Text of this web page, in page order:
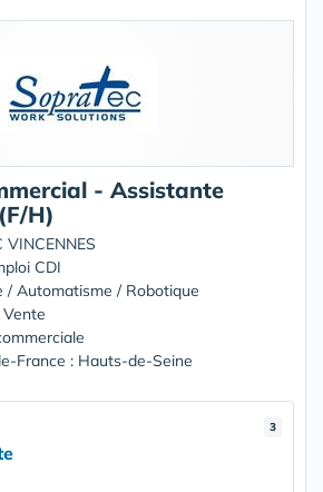
- Assistante
H)
VINCENNES
CDI
/ Automatisme / Robotique
France : Hauts-de-Seine
3